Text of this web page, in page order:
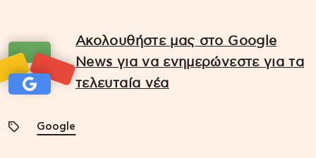
Ακολουθήστε μας στο Google
News για να ενημερώνεστε για τα
τελευταία νέα
Google